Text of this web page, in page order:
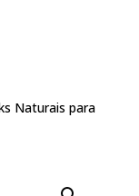
Naturais para